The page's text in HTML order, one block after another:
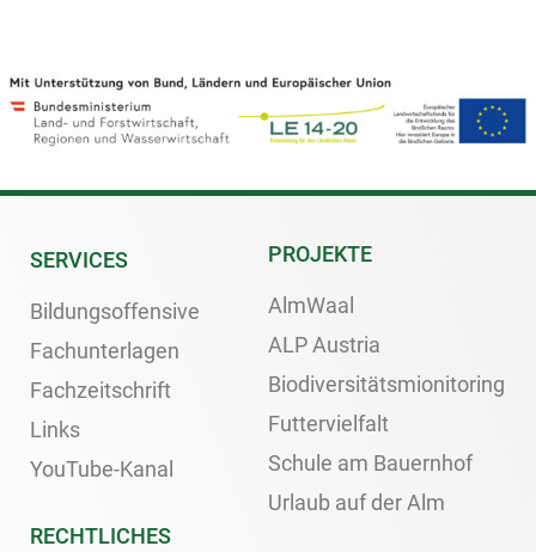
SERVICES
Bildungsoffensive
Fachunterlagen
Fachzeitschrift
Links
YouTube-Kanal
PROJEKTE
AlmWaal
ALP Austria
Biodiversitätsmionitoring
Futtervielfalt
Schule am Bauernhof
Urlaub auf der Alm
RECHTLICHES